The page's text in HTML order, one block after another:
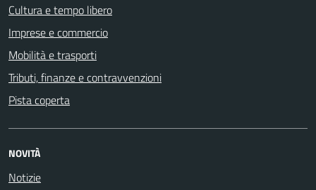
Cultura e tempo libero
Imprese e commercio
Mobilità e trasporti
Tributi, finanze e contravvenzioni
Pista coperta
NOVITÀ
Notizie